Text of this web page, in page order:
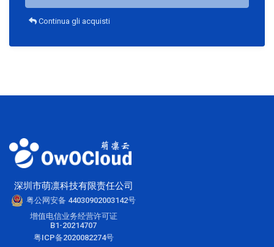
Continua gli acquisti
深圳市萌凛科技有限责任公司
粤公网安备 44030902003142号
增值电信业务经营许可证
B1-20214707
粤ICP备2020082274号